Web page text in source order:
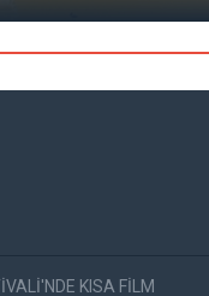
KISA FİLM